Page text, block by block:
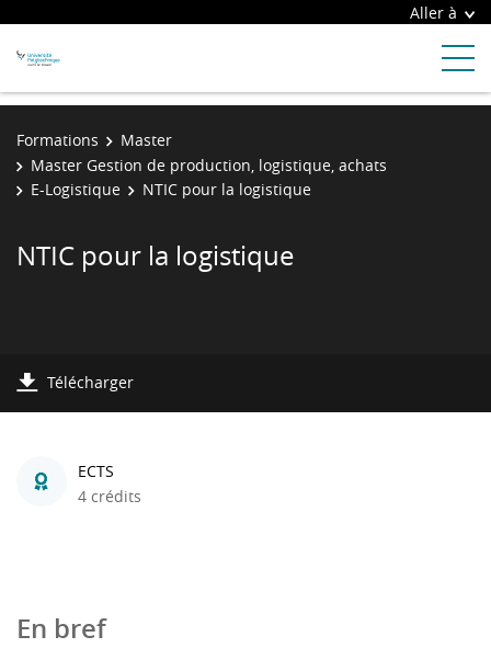
Aller à
Formations
Master
Master Gestion de production, logistique, achats
E-Logistique
NTIC pour la logistique
NTIC pour la logistique
Télécharger
ECTS
4 crédits
En bref